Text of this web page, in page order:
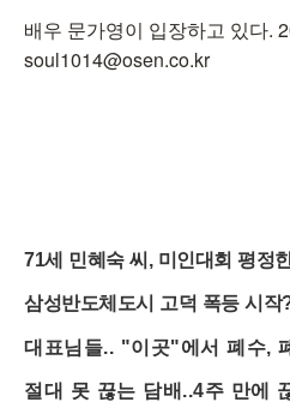
배우 문가영이 입장하고 있다.
soul1014@osen.co.kr